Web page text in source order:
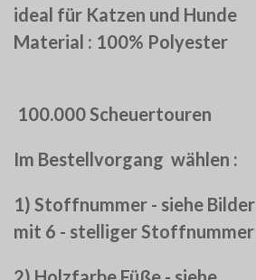
ideal für Katzen und Hunde
Material : 100% Polyester
100.000 Scheuertouren
Im Bestellvorgang wählen :
1) Stoffnummer - siehe Bilder
mit 6 - stelliger Stoffnummer